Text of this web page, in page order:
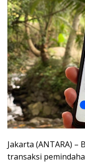
Jakarta (ANTARA) –
transaksi